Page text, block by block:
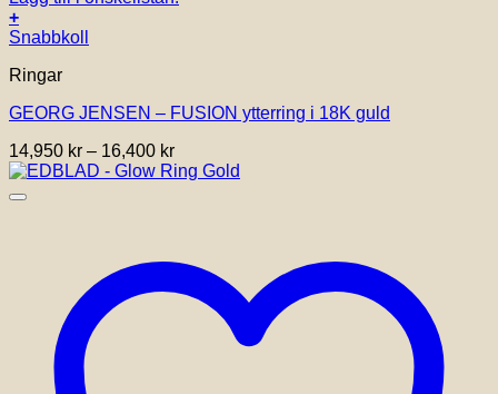
+
Den
produkten
flera
De
olika
alternativen
produktsidan
Snabbkoll
Ringar
GEORG JENSEN – FUSION ytterring i 18K guld
14,950 kr – 16,400 krPrisintervall:
14,950 kr